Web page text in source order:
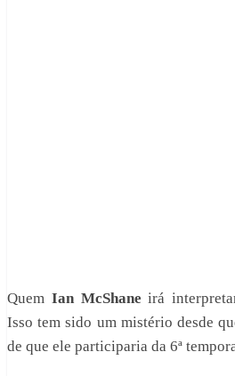
Quem Ian McShaneirá
Isso tem sido um mistério desde
de que ele participaria da 6ª